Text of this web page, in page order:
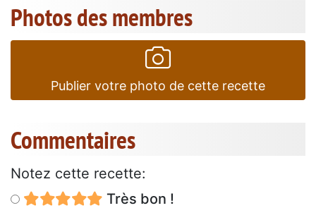
Photos des membres
Publier votre photo de cette recette
Commentaires
Notez cette recette:
Très bon !